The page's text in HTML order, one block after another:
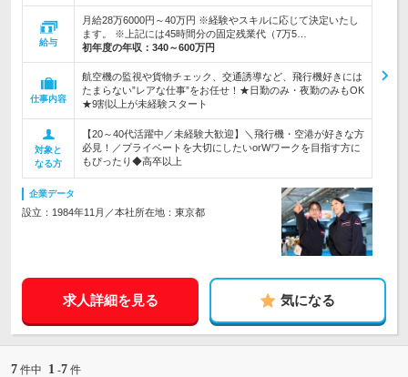
給与
月給28万6000円～40万円 ※経験やスキルに応じて決定いたし
ます。 ※上記には45時間分の固定残業代（7万5…
初年度の年収： 340～600万円
仕事内容
航空機の監視や貨物チェック、交通誘導など、飛行機好きには
たまらない”レアな仕事”をお任せ！★日勤のみ・夜勤のみもOK
★9割以上が未経験スタート
対象と
なる方
【20～40代活躍中／未経験大歓迎】＼飛行機・空港が好きな方
必見！／プライベートを大切にしたいorWワークを目指す方に
もぴったり◆高卒以上
企業データ
設立：1984年11月／本社所在地：東京都
求人詳細を見る 気になる
7 件中 1 -7 件